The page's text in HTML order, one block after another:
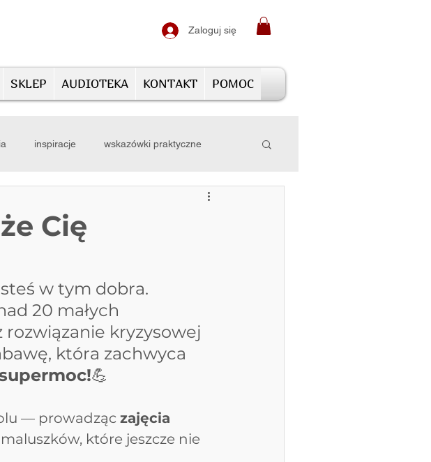
Zaloguj się
SKLEP AUDIOTEKA KONTAKT POMOC
inspiracje wskazówki praktyczne
Cię
w tym dobra.
20 małych
kryzysowej
która zachwyca
💪
— prowadząc zajęcia
które jeszcze nie